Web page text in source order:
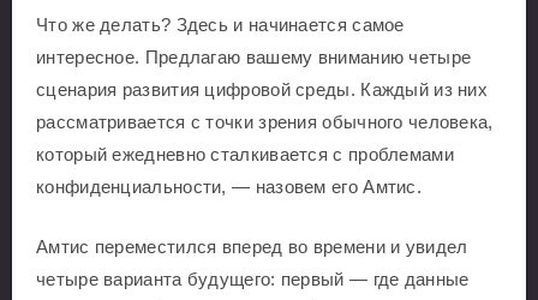
Что же делать? Здесь и начинается самое
интересное. Предлагаю вашему вниманию четыре
сценария развития цифровой среды. Каждый из них
рассматривается с точки зрения обычного человека,
который ежедневно сталкивается с проблемами
конфиденциальности, — назовем его Амтис.
Амтис переместился вперед во времени и увидел
четыре варианта будущего: первый — где данные